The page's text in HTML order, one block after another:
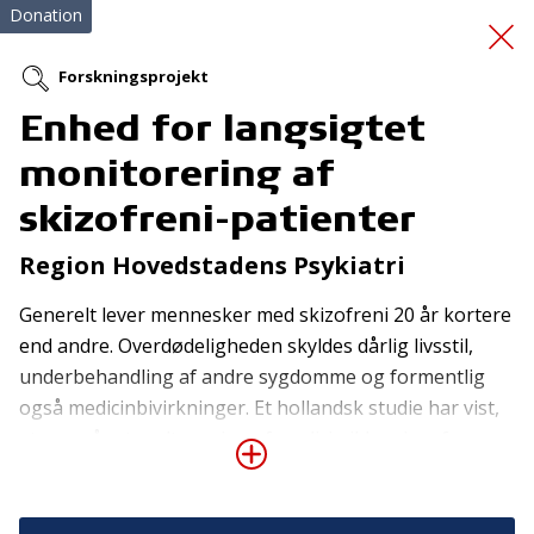
Weekend Danhostel
Kalundborg
Donation
Forskningsprojekt
Enhed for langsigtet
monitorering af
skizofreni-patienter
Region Hovedstadens Psykiatri
Generelt lever mennesker med skizofreni 20 år kortere
end andre. Overdødeligheden skyldes dårlig livsstil,
underbehandling af andre sygdomme og formentlig
også medicinbivirkninger. Et hollandsk studie har vist,
at overvåget nedtrapning af medicin ikke giver færre
psykosesymptomer end vedvarende medicinsk
Tilmeld nyhedsbrev
De seneste nyheder om TrygFondens og TryghedsGruppens